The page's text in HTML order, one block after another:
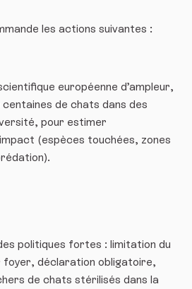
les actions suivantes :
européenne d’ampleur,
de chats dans des
pour estimer
(espèces touchées, zones
politiques fortes : limitation du
foyer, déclaration obligatoire,
de chats stérilisés dans la